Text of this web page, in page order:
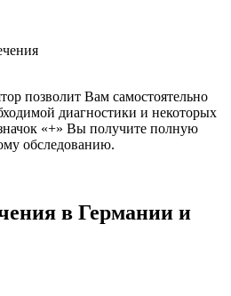
позволит Вам самостоятельно
диагностики и некоторых
«+» Вы получите полную
обследованию.
в Германии и